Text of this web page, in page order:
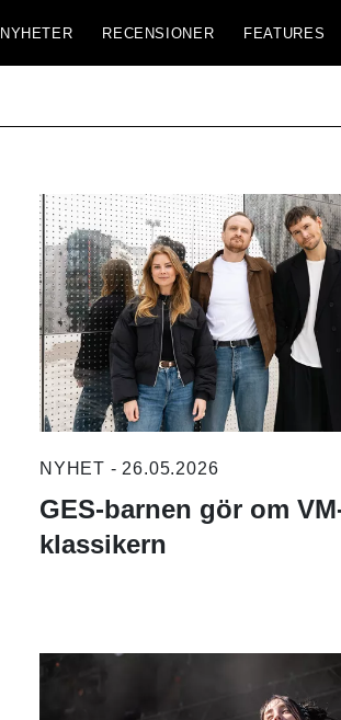
NYHETER RECENSIONER FEATURES
NYHET - 26.05.2026
GES-barnen gör om
klassikern